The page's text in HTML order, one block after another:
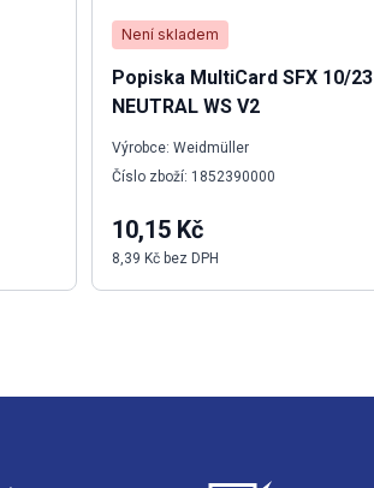
Není skladem
Popiska MultiCard SFX 10/23
NEUTRAL WS V2
Výrobce: Weidmüller
Číslo zboží: 1852390000
10,15 Kč
8,39 Kč bez DPH